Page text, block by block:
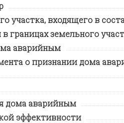
участка, входящего в
границах земельного
аварийным
о признании дома
дома аварийным
эффективности